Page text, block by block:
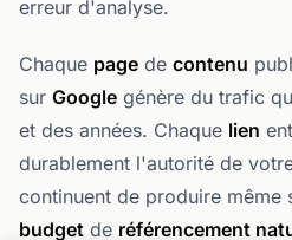
erreur d'analyse.
Chaque page de contenu
sur Google génère du trafic
et des années. Chaque lien
durablement l'autorité de
continuent de produire même
budget de référencement